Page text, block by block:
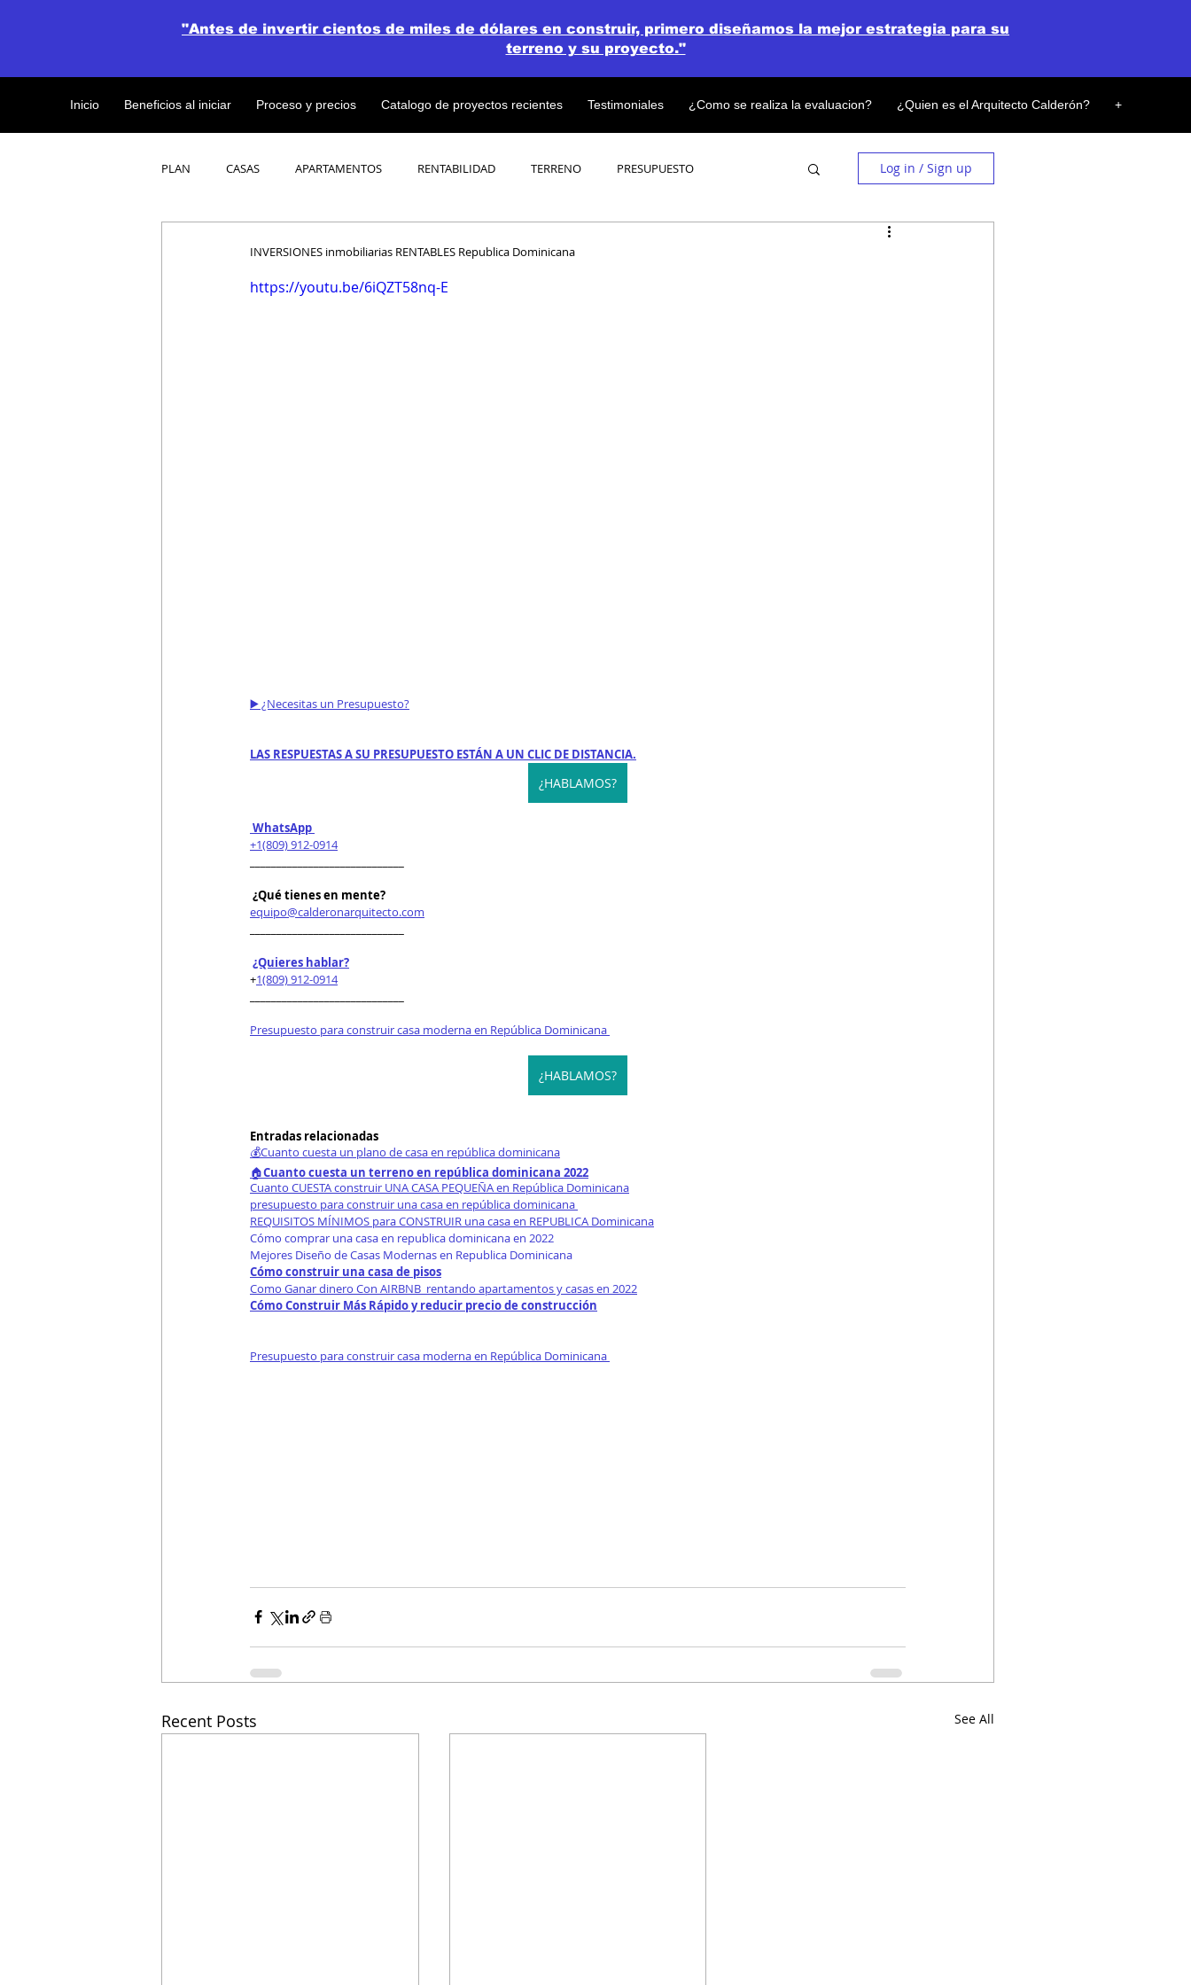
Inicio Beneficios al iniciar Proceso y precios Catalogo de proyectos recientes Testimoniales ¿Como se realiza la evaluacion? ¿Quien es el Arquitecto Calderón? +
"Antes de invertir cientos de miles de dólares en construir, primero diseñamos la mejor estrategia para su
terreno y su proyecto."
PLAN CASAS APARTAMENTOS RENTABILIDAD TERRENO PRESUPUESTO Log in / Sign up
INVERSIONES inmobiliarias RENTABLES Republica Dominicana
https://youtu.be/6iQZT58nq-E
▶️ ¿Necesitas un Presupuesto?
LAS RESPUESTAS A SU PRESUPUESTO ESTÁN A UN CLIC DE DISTANCIA.
¿HABLAMOS?
WhatsApp
+1(809) 912-0914
¿Qué tienes en mente?
equipo@calderonarquitecto.com
¿Quieres hablar?
+1(809) 912-0914
Presupuesto para construir casa moderna en República Dominicana
¿HABLAMOS?
Entradas relacionadas
💰Cuanto cuesta un plano de casa en república dominicana
🏠Cuanto cuesta un terreno en república dominicana 2022
Cuanto CUESTA construir UNA CASA PEQUEÑA en República Dominicana
presupuesto para construir una casa en república dominicana
REQUISITOS MÍNIMOS para CONSTRUIR una casa en REPUBLICA Dominicana
Cómo comprar una casa en republica dominicana en 2022
Mejores Diseño de Casas Modernas en Republica Dominicana
Cómo construir una casa de pisos
Como Ganar dinero Con AIRBNB  rentando apartamentos y casas en 2022
Cómo Construir Más Rápido y reducir precio de construcción
Presupuesto para construir casa moderna en República Dominicana
Recent Posts See All